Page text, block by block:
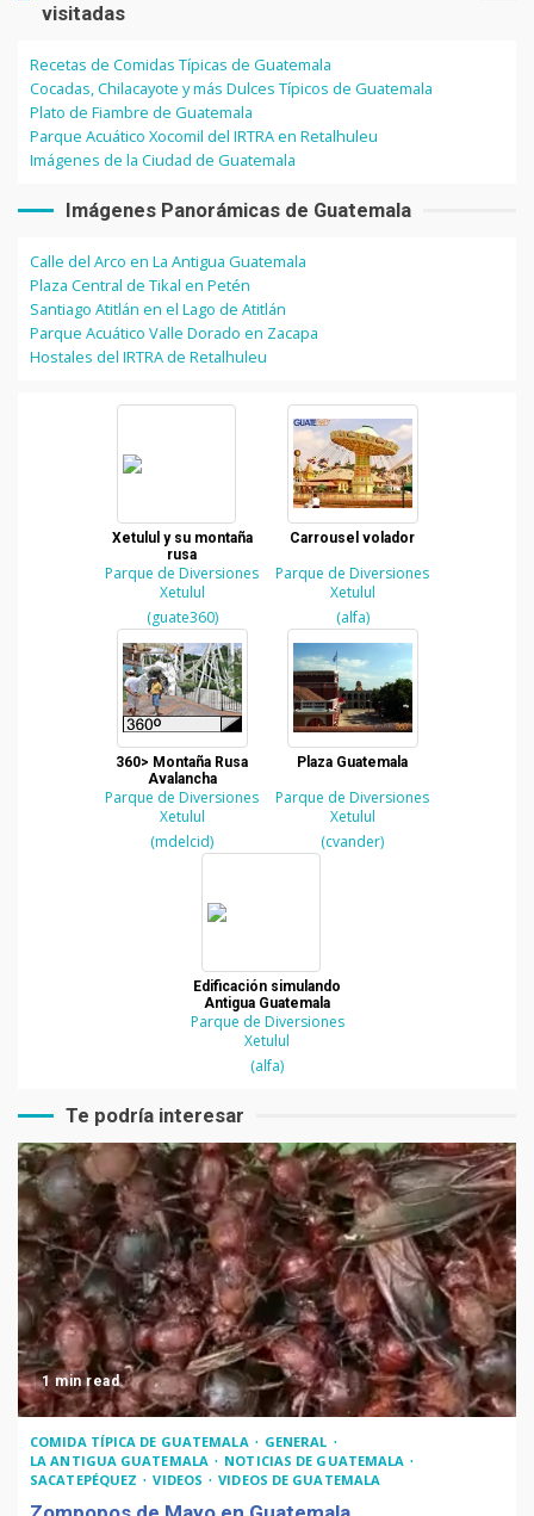
visitadas
Recetas de Comidas Típicas de Guatemala
Cocadas, Chilacayote y más Dulces Típicos de Guatemala
Plato de Fiambre de Guatemala
Parque Acuático Xocomil del IRTRA en Retalhuleu
Imágenes de la Ciudad de Guatemala
Imágenes Panorámicas de Guatemala
Calle del Arco en La Antigua Guatemala
Plaza Central de Tikal en Petén
Santiago Atitlán en el Lago de Atitlán
Parque Acuático Valle Dorado en Zacapa
Hostales del IRTRA de Retalhuleu
Xetulul y su montaña
rusa
Parque de Diversiones
Xetulul
(guate360)
Carrousel volador
Parque de Diversiones
Xetulul
(alfa)
360> Montaña Rusa
Avalancha
Parque de Diversiones
Xetulul
(mdelcid)
Plaza Guatemala
Parque de Diversiones
Xetulul
(cvander)
Edificación simulando
Antigua Guatemala
Parque de Diversiones
Xetulul
(alfa)
Te podría interesar
1 min read
COMIDA TÍPICA DE GUATEMALA
GENERAL
LA ANTIGUA GUATEMALA
NOTICIAS DE GUATEMALA
SACATEPÉQUEZ
VIDEOS VIDEOS DE GUATEMALA